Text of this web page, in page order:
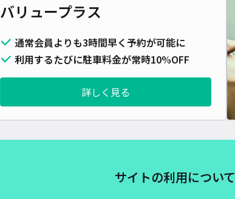
バリュープラス
通常会員よりも3時間早く予約が可能に
利用するたびに駐車料金が常時10%OFF
詳しく見る
サイトの利用について